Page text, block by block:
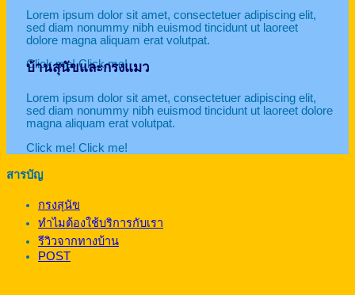
Lorem ipsum dolor sit amet, consectetuer adipiscing elit,
sed diam nonummy nibh euismod tincidunt ut laoreet
dolore magna aliquam erat volutpat.
Click me! Click me!
บ้านสุนัขและกรงแมว
Lorem ipsum dolor sit amet, consectetuer adipiscing elit,
sed diam nonummy nibh euismod tincidunt ut laoreet dolore
magna aliquam erat volutpat.
Click me! Click me!
สารบัญ
กรงสุนัข
ทำไมต้องใช้บริการกับเรา
รีวิวจากทางบ้าน
POST